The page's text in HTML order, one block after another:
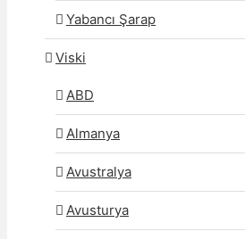
Yabancı Şarap
Viski
ABD
Almanya
Avustralya
Avusturya